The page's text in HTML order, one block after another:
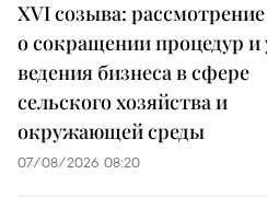
XVI созыва:
о сокращении процедур и
ведения бизнеса в сфере
сельского хозяйства и
окружающей среды
07/08/2026 08:20